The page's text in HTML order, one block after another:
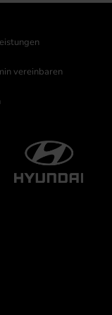
vereinbaren